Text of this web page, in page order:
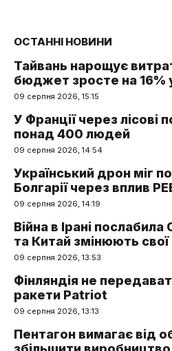
ОСТАННІ НОВИНИ
Тайвань нарощує
бюджет зросте на 16%
09 серпня 2026, 15:15
У Франції через лісові
понад 400 людей
09 серпня 2026, 14:54
Український дрон міг
Болгарії через вплив
09 серпня 2026, 14:19
Війна в Ірані
та Китай змінюють свої
09 серпня 2026, 13:53
Фінляндія не
ракети Patriot
09 серпня 2026, 13:13
Пентагон вимагає від